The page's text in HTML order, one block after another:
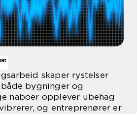
skaper rystelser
bygninger og
naboer opplever ubehag
og entreprenører er